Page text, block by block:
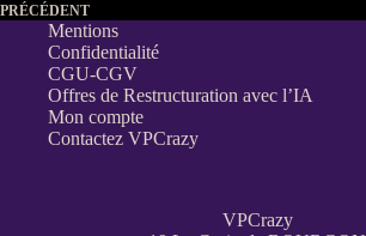
PRÉCÉDENT
Mentions
Confidentialité
CGU-CGV
Offres de Restructuration avec l’IA
Mon compte
Contactez VPCrazy
VPCrazy